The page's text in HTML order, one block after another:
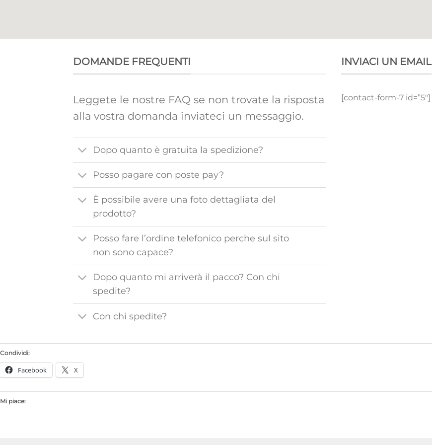
DOMANDE FREQUENTI
Leggete le nostre FAQ se non trovate la risposta
alla vostra domanda inviateci un messaggio.
Dopo quanto è gratuita la spedizione?
Posso pagare con poste pay?
È possibile avere una foto dettagliata del
prodotto?
Posso fare l’ordine telefonico perche sul sito
non sono capace?
Dopo quanto mi arriverà il pacco? Con chi
spedite?
Con chi spedite?
INVIACI UN EMAIL
[contact-form-7 id=”5″]
Condividi:
Facebook X
Mi piace: